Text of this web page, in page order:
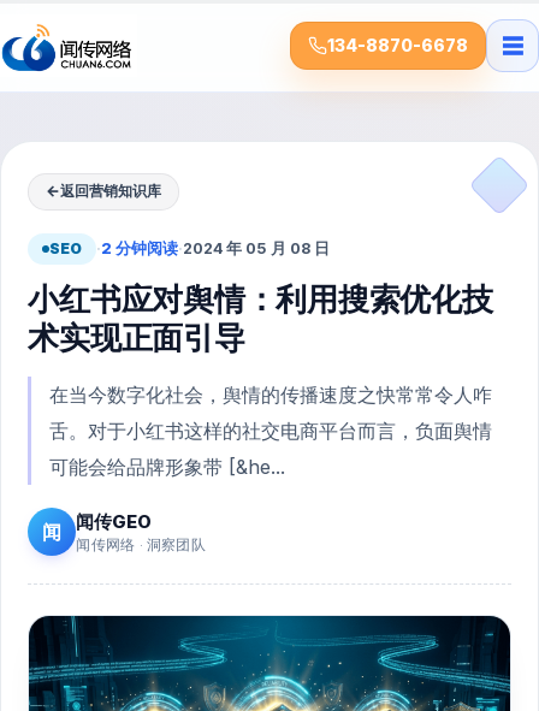
134-8870-6678 ☰
←返回营销知识库
SEO ·2 分钟阅读·2024 年 05 月 08 日
小红书应对舆情：利用搜索优化技
术实现正面引导
在当今数字化社会，舆情的传播速度之快常常令人咋
舌。对于小红书这样的社交电商平台而言，负面舆情
可能会给品牌形象带 [&he...
闻 闻传GEO
闻传网络 · 洞察团队